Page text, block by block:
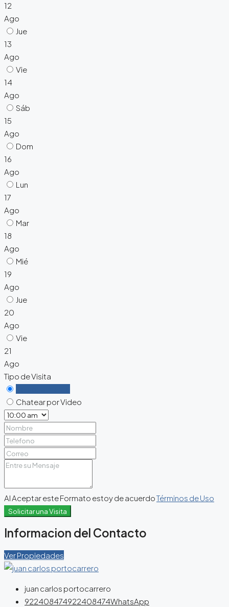
12
Ago
Jue
13
Ago
Vie
14
Ago
Sáb
15
Ago
Dom
16
Ago
Lun
17
Ago
Mar
18
Ago
Mié
19
Ago
Jue
20
Ago
Vie
21
Ago
Tipo de Visita
Chatear por Video
Al Aceptar este Formato estoy de acuerdoTérminos de Uso
Solicitar una Visita
Informacion del Contacto
Ver Propiedades
juan carlos portocarrero
922408474922408474WhatsApp